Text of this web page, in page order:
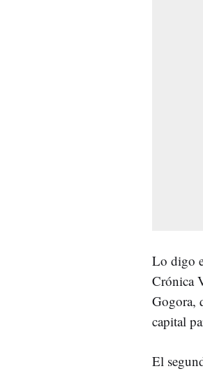
Lo digo
Crónica
Gogora,
capital
El